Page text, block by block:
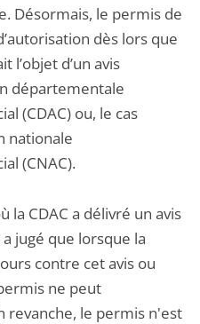
Désormais, le permis de
dès lors que
l’objet d’un avis
départementale
(CDAC) ou, le cas
nationale
(CNAC).
la CDAC a délivré un avis
jugé que lorsque la
contre cet avis ou
ne peut
revanche, le permis n'est